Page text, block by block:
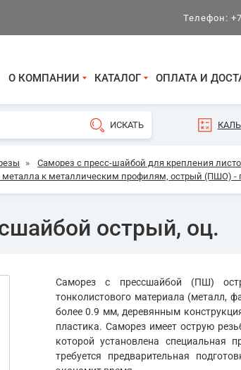
Телефон:
О КОМПАНИИ КАТАЛОГ ОПЛАТА И
»
Саморез с пресc-шайбой для крепления
к металлическим профилям, острый (ПШО) -
острый, оц.
Саморез с прессшайбой (ПШ)
тонколистового материала (металл,
более 0.9 мм, деревянным
пластика. Саморез имеет острую
которой установлена
требуется предварительная